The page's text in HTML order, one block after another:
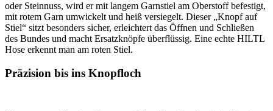
oder Steinnuss, wird er mit langem Garnstiel am Oberstoff befestigt,
mit rotem Garn umwickelt und heiß versiegelt. Dieser „Knopf auf
Stiel“ sitzt besonders sicher, erleichtert das Öffnen und Schließen
des Bundes und macht Ersatzknöpfe überflüssig. Eine echte HILTL
Hose erkennt man am roten Stiel.
Präzision bis ins Knopfloch